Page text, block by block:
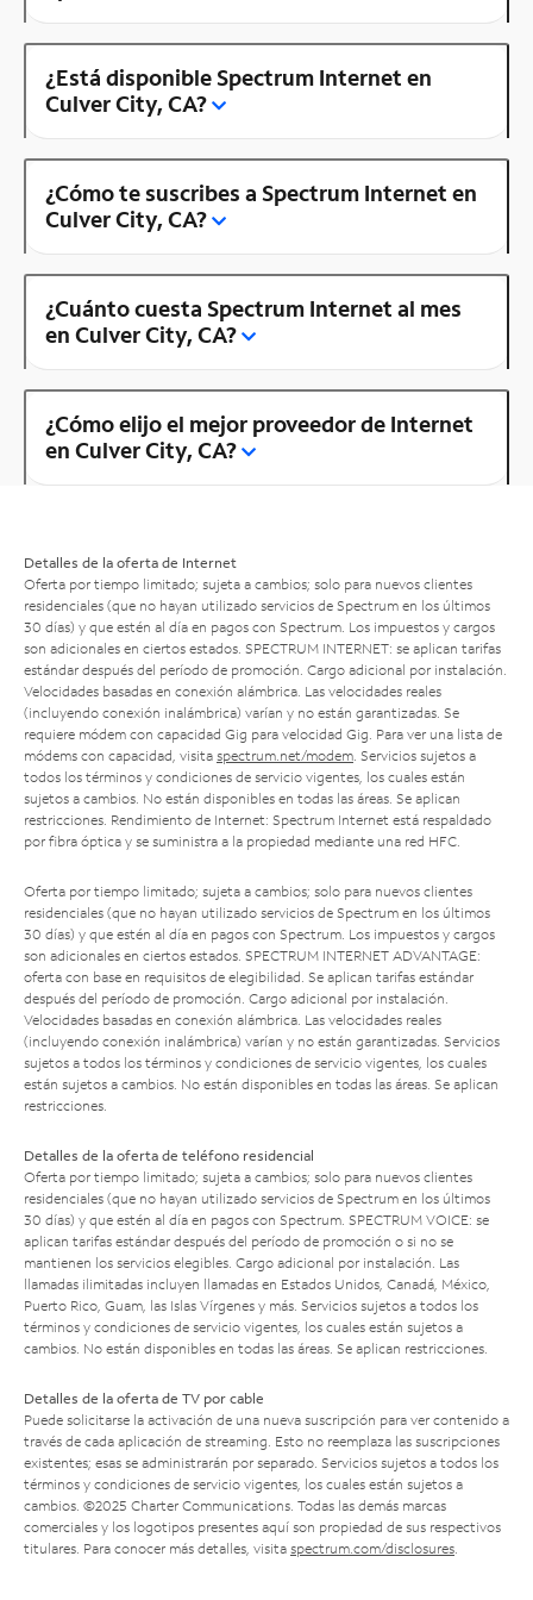
¿Está disponible Spectrum Internet en
Culver City, CA?
¿Cómo te suscribes a Spectrum Internet en
Culver City, CA?
¿Cuánto cuesta Spectrum Internet al mes
en Culver City, CA?
¿Cómo elijo el mejor proveedor de Internet
en Culver City, CA?
Detalles de la oferta de Internet
Oferta por tiempo limitado; sujeta a cambios; solo para nuevos clientes
residenciales (que no hayan utilizado servicios de Spectrum en los últimos
30 días) y que estén al día en pagos con Spectrum. Los impuestos y cargos
son adicionales en ciertos estados. SPECTRUM INTERNET: se aplican tarifas
estándar después del período de promoción. Cargo adicional por instalación.
Velocidades basadas en conexión alámbrica. Las velocidades reales
(incluyendo conexión inalámbrica) varían y no están garantizadas. Se
requiere módem con capacidad Gig para velocidad Gig. Para ver una lista de
módems con capacidad, visita spectrum.net/modem . Servicios sujetos a
todos los términos y condiciones de servicio vigentes, los cuales están
sujetos a cambios. No están disponibles en todas las áreas. Se aplican
restricciones. Rendimiento de Internet: Spectrum Internet está respaldado
por fibra óptica y se suministra a la propiedad mediante una red HFC.
Oferta por tiempo limitado; sujeta a cambios; solo para nuevos clientes
residenciales (que no hayan utilizado servicios de Spectrum en los últimos
30 días) y que estén al día en pagos con Spectrum. Los impuestos y cargos
son adicionales en ciertos estados. SPECTRUM INTERNET ADVANTAGE:
oferta con base en requisitos de elegibilidad. Se aplican tarifas estándar
después del período de promoción. Cargo adicional por instalación.
Velocidades basadas en conexión alámbrica. Las velocidades reales
(incluyendo conexión inalámbrica) varían y no están garantizadas. Servicios
sujetos a todos los términos y condiciones de servicio vigentes, los cuales
están sujetos a cambios. No están disponibles en todas las áreas. Se aplican
restricciones.
Detalles de la oferta de teléfono residencial
Oferta por tiempo limitado; sujeta a cambios; solo para nuevos clientes
residenciales (que no hayan utilizado servicios de Spectrum en los últimos
30 días) y que estén al día en pagos con Spectrum. SPECTRUM VOICE: se
aplican tarifas estándar después del período de promoción o si no se
mantienen los servicios elegibles. Cargo adicional por instalación. Las
llamadas ilimitadas incluyen llamadas en Estados Unidos, Canadá, México,
Puerto Rico, Guam, las Islas Vírgenes y más. Servicios sujetos a todos los
términos y condiciones de servicio vigentes, los cuales están sujetos a
cambios. No están disponibles en todas las áreas. Se aplican restricciones.
Detalles de la oferta de TV por cable
Puede solicitarse la activación de una nueva suscripción para ver contenido a
través de cada aplicación de streaming. Esto no reemplaza las suscripciones
existentes; esas se administrarán por separado. Servicios sujetos a todos los
términos y condiciones de servicio vigentes, los cuales están sujetos a
cambios. ©2025 Charter Communications. Todas las demás marcas
comerciales y los logotipos presentes aquí son propiedad de sus respectivos
titulares. Para conocer más detalles, visita spectrum.com/disclosures